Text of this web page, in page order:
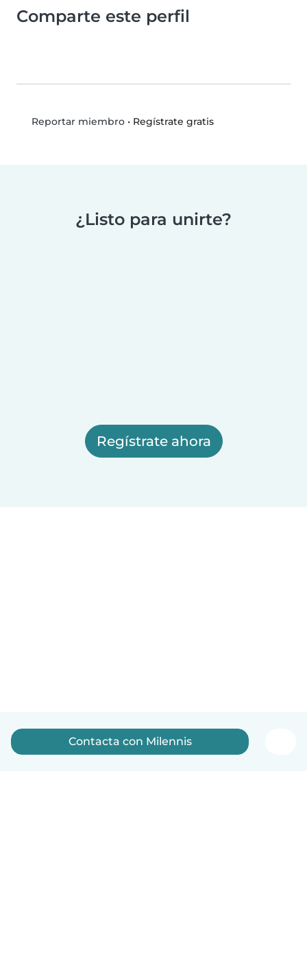
Comparte este perfil
Reportar miembro• Regístrate gratis
¿Listo para unirte?
Regístrate ahora
Contacta con Milennis